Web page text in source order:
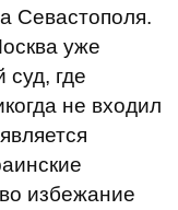
Севастополя.
уже
суд, где
не входил
избежание